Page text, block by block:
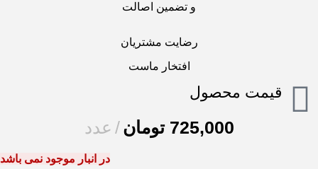
و تضمین اصالت
رضایت مشتریان
افتخار ماست
قیمت محصول
725,000 تومان عدد
در انبار موجود نمی باشد